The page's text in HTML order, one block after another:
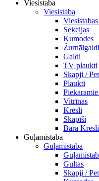
Viesistaba
Viesistaba
Sekcijas
Kumodes
Galdi
TV plaukti
Skapji /
Plaukti
Vitrīnas
Krēsli
Skapīši
Bāra Krēsli
Guļamistaba
Guļamistaba
Gultas
Skapji /